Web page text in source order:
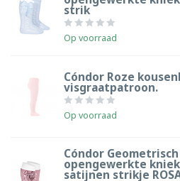
strik
Op voorraad
Cóndor Roze
visgraatpatroon.
Op voorraad
Cóndor Geometrisch
opengewerkte
satijnen strikje